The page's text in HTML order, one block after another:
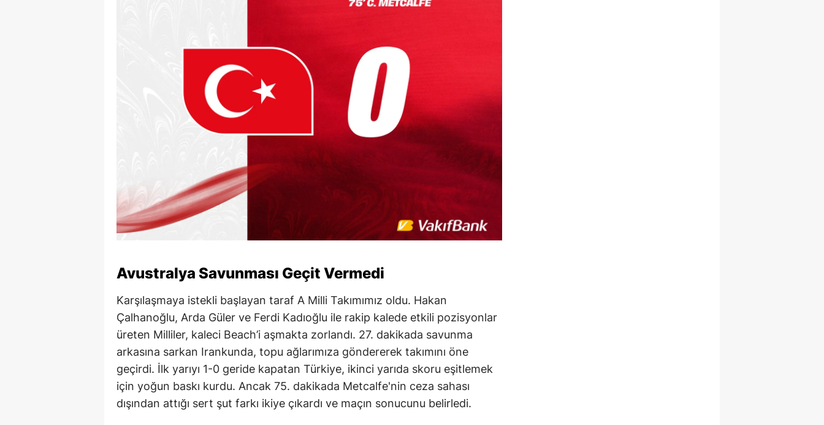
Avustralya Savunması Geçit Vermedi
Karşılaşmaya istekli başlayan taraf A Milli Takımımız oldu. Hakan
Çalhanoğlu, Arda Güler ve Ferdi Kadıoğlu ile rakip kalede etkili pozisyonlar
üreten Milliler, kaleci Beach’i aşmakta zorlandı. 27. dakikada savunma
arkasına sarkan Irankunda, topu ağlarımıza göndererek takımını öne
geçirdi. İlk yarıyı 1-0 geride kapatan Türkiye, ikinci yarıda skoru eşitlemek
için yoğun baskı kurdu. Ancak 75. dakikada Metcalfe'nin ceza sahası
dışından attığı sert şut farkı ikiye çıkardı ve maçın sonucunu belirledi.